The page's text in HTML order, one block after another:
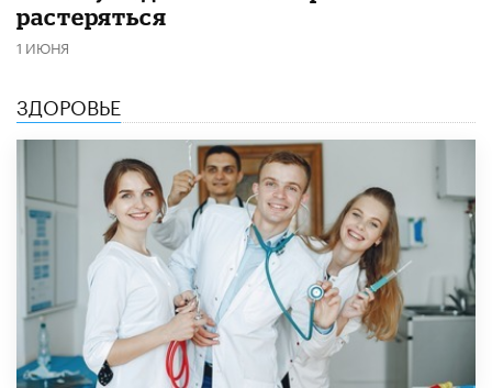
растеряться
1 ИЮНЯ
ЗДОРОВЬЕ